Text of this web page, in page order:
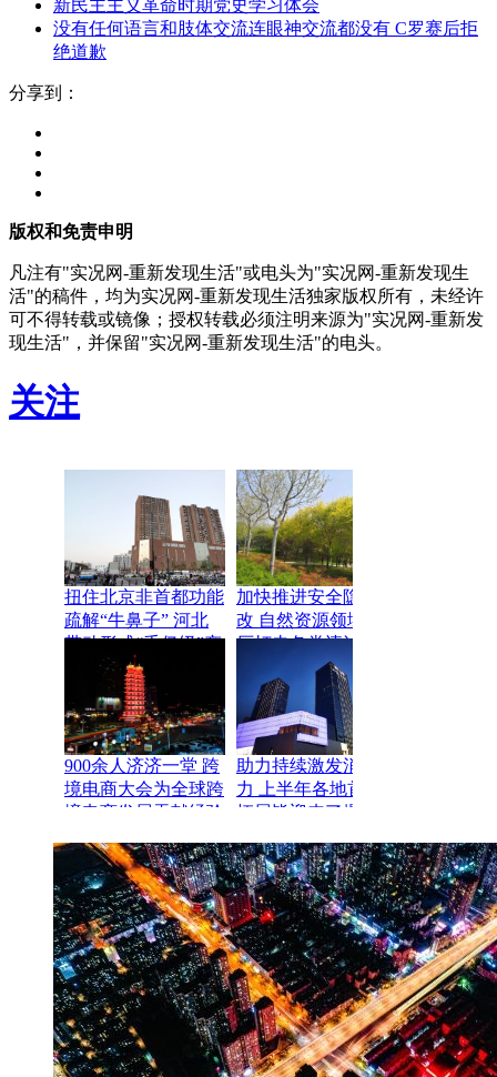
新民主主义革命时期党史学习体会
没有任何语言和肢体交流连眼神交流都没有 C罗赛后拒
绝道歉
分享到：
版权和免责申明
凡注有"实况网-重新发现生活"或电头为"实况网-重新发现生
活"的稿件，均为实况网-重新发现生活独家版权所有，未经许
可不得转载或镜像；授权转载必须注明来源为"实况网-重新发
现生活"，并保留"实况网-重新发现生活"的电头。
关注
扭住北京非首都功能
疏解“牛鼻子” 河北
带动形成“千亿级”产
业集群
加快推进安全隐患整
改 自然资源领域严
厉打击各类违法违规
900余人济济一堂 跨
境电商大会为全球跨
境电商发展贡献经验
助力持续激发消费活
力 上半年各地首店
拓展皆迎来了爆发期